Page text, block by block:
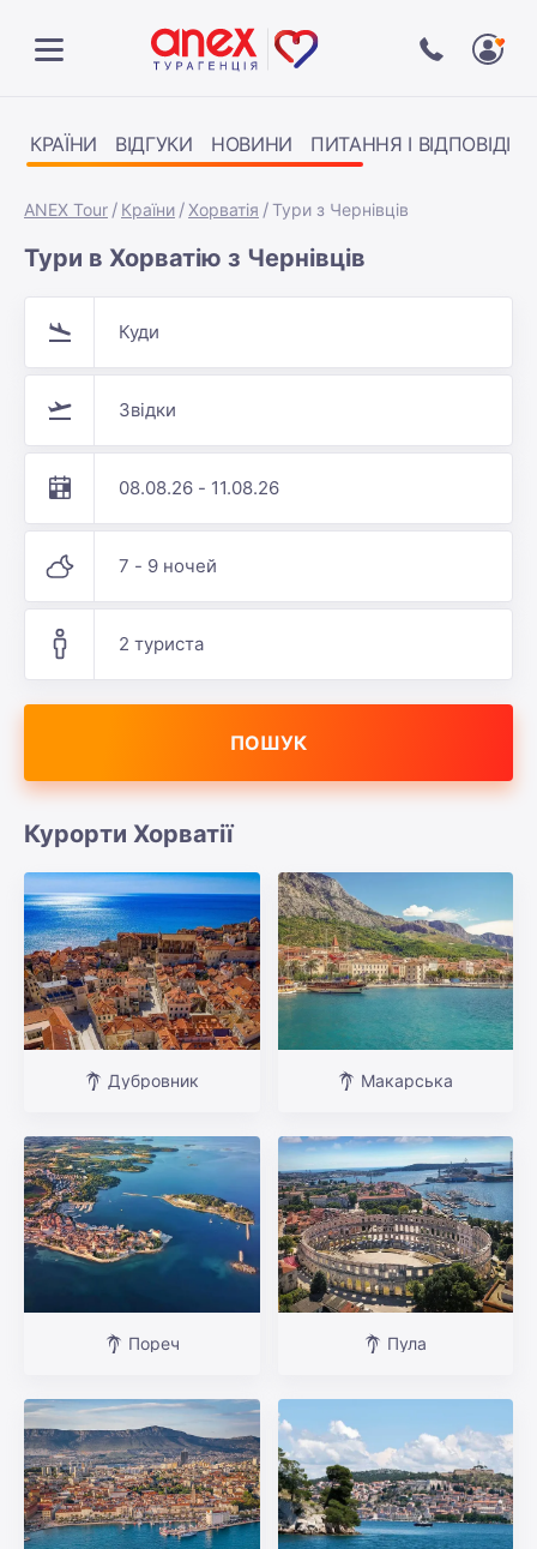
КРАЇНИ ВІДГУКИ НОВИНИ ПИТАННЯ І ВІДПОВІДІ
ANEX Tour Країни Хорватія Тури з Чернівців
Тури в Хорватію з Чернівців
Куди
Звідки
08.08.26 - 11.08.26
7 - 9 ночей
2 туриста
ПОШУК
Курорти Хорватії
Дубровник Макарська
Пореч Пула